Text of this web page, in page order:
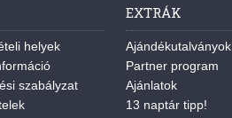
helyek
szabályzat
EXTRÁK
Ajándékutalványok
Partner program
Ajánlatok
13 naptár tipp!